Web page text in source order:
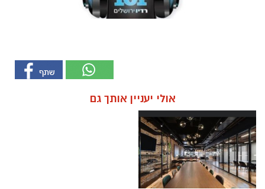
אולי יעניין אותך גם